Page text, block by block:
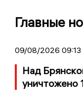
Главные
09/08/2026 09:13
Над
уничтожено